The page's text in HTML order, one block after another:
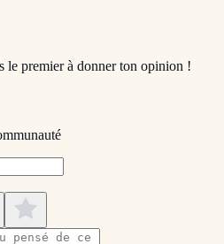
le premier à donner ton opinion !